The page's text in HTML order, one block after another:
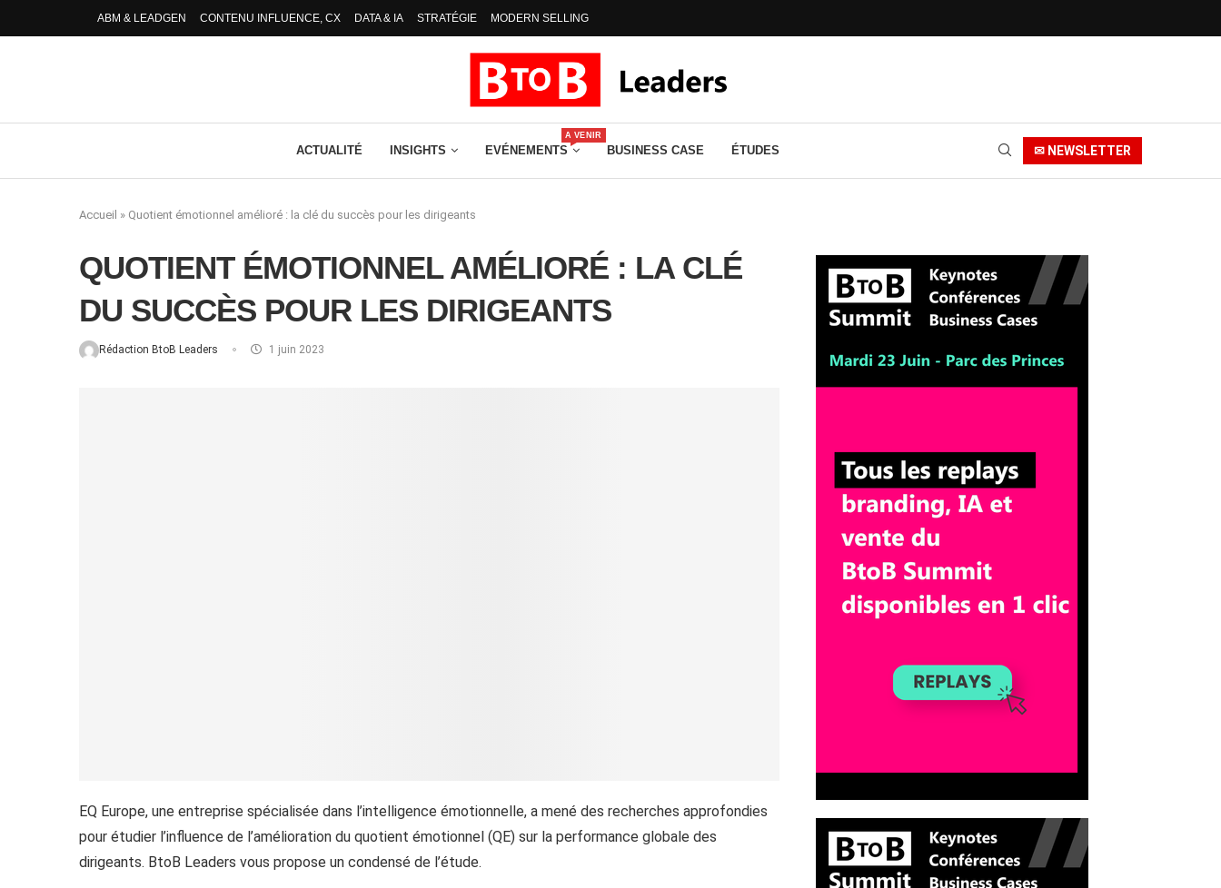
ABM & LEADGEN CONTENU INFLUENCE, CX DATA & IA STRATÉGIE MODERN SELLING
ACTUALITÉ INSIGHTS EVÉNEMENTS
A VENIR
BUSINESS CASE ÉTUDES ✉ NEWSLETTER
Accueil » Quotient émotionnel amélioré : la clé du succès pour les dirigeants
QUOTIENT ÉMOTIONNEL AMÉLIORÉ : LA CLÉ
DU SUCCÈS POUR LES DIRIGEANTS
Rédaction BtoB Leaders 1 juin 2023
EQ Europe, une entreprise spécialisée dans l’intelligence émotionnelle, a mené des recherches approfondies
pour étudier l’influence de l’amélioration du quotient émotionnel (QE) sur la performance globale des
dirigeants. BtoB Leaders vous propose un condensé de l’étude.